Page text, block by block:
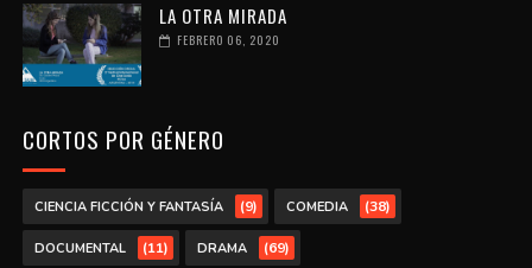
LA OTRA MIRADA
FEBRERO 06, 2020
CORTOS POR GÉNERO
CIENCIA FICCIÓN Y FANTASÍA (9) COMEDIA (38)
DOCUMENTAL (11) DRAMA (69)